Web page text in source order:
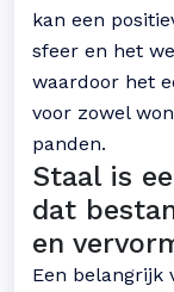
kan een
sfeer en het
waardoor het
voor zowel
panden.
Staal is
dat
en
Een belangrijk